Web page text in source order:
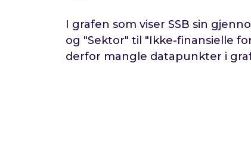
I grafen som viser SSB sin
og "Sektor" til "Ikke-finansielle
derfor mangle datapunkter i